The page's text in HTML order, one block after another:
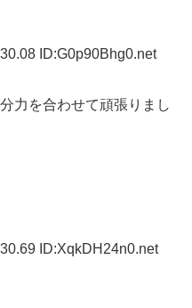
ID:G0p90Bhg0.net
力を合わせて頑張りまし
ID:XqkDH24n0.net